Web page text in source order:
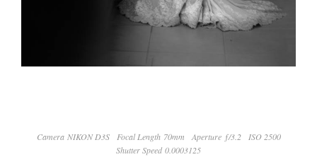
Camera NIKON D3S Focal Length 70mm Aperture ƒ/3.2
ISO 2500
Shutter Speed 0.0003125